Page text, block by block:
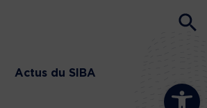
Ouvrir la
Actus du SIBA